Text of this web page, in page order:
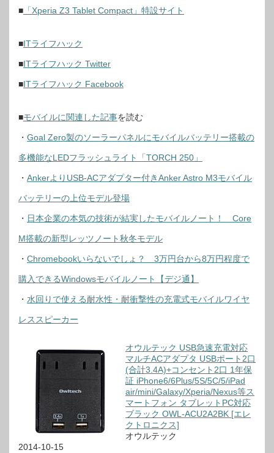
■ 「Xperia Z3 Tablet Compact」特設サイト
■ITライフハック
■ITライフハック Twitter
■ITライフハック Facebook
■モバイルに関連した記事を読む
・ Goal Zero製のソーラーパネルにモバイルバッテリー搭載の
多機能なLEDフラッシュライト「TORCH 250」
・ AnkerよりUSB-ACアダプター付きAnker Astro M3モバイル
バッテリーの上位モデル登場
・ 日本企業の本気の技術が結実したモバイルノート！ Core
M搭載の新型レッツノート秋冬モデル
・ Chromebookいらないでしょ？ 3万円台から8万円程度で
購入できるWindowsモバイルノート【デジ通】
・ 水回りで使える耐水性・耐衝撃性の充電式モバイルワイヤ
レススピーカー
オウルテック USB急速充電対応
マルチACアダプタ USBポート2口
(合計3.4A)+コンセント2口 1年保
証 iPhone6/6Plus/5S/5C/5/iPad
air/mini/Galaxy/Xperia/Nexus等ス
マートフォン タブレットPC対応
ブラック OWL-ACU2A2BK [エレ
クトロニクス]
オウルテック
2014-10-15